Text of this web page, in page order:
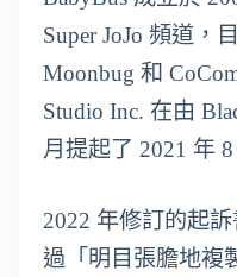
Super JoJo 頻道，
Moonbug 和
Studio Inc. 在由
月提起了 2021 年
2022 年修訂的起訴
過「明目張膽地複